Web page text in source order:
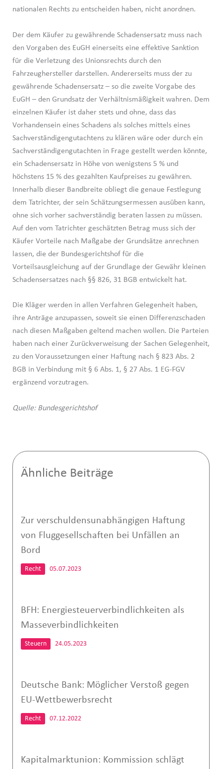
nationalen Rechts zu entscheiden haben, nicht anordnen.
Der dem Käufer zu gewährende Schadensersatz muss nach
den Vorgaben des EuGH einerseits eine effektive Sanktion
für die Verletzung des Unionsrechts durch den
Fahrzeughersteller darstellen. Andererseits muss der zu
gewährende Schadensersatz – so die zweite Vorgabe des
EuGH – den Grundsatz der Verhältnismäßigkeit wahren. Dem
einzelnen Käufer ist daher stets und ohne, dass das
Vorhandensein eines Schadens als solches mittels eines
Sachverständigengutachtens zu klären wäre oder durch ein
Sachverständigengutachten in Frage gestellt werden könnte,
ein Schadensersatz in Höhe von wenigstens 5 % und
höchstens 15 % des gezahlten Kaufpreises zu gewähren.
Innerhalb dieser Bandbreite obliegt die genaue Festlegung
dem Tatrichter, der sein Schätzungsermessen ausüben kann,
ohne sich vorher sachverständig beraten lassen zu müssen.
Auf den vom Tatrichter geschätzten Betrag muss sich der
Käufer Vorteile nach Maßgabe der Grundsätze anrechnen
lassen, die der Bundesgerichtshof für die
Vorteilsausgleichung auf der Grundlage der Gewähr kleinen
Schadensersatzes nach §§ 826, 31 BGB entwickelt hat.
Die Kläger werden in allen Verfahren Gelegenheit haben,
ihre Anträge anzupassen, soweit sie einen Differenzschaden
nach diesen Maßgaben geltend machen wollen. Die Parteien
haben nach einer Zurückverweisung der Sachen Gelegenheit,
zu den Voraussetzungen einer Haftung nach § 823 Abs. 2
BGB in Verbindung mit § 6 Abs. 1, § 27 Abs. 1 EG-FGV
ergänzend vorzutragen.
Quelle: Bundesgerichtshof
Ähnliche Beiträge
Zur verschuldensunabhängigen Haftung
von Fluggesellschaften bei Unfällen an
Bord
Recht 05.07.2023
BFH: Energiesteuerverbindlichkeiten als
Masseverbindlichkeiten
Steuern 24.05.2023
Deutsche Bank: Möglicher Verstoß gegen
EU-Wettbewerbsrecht
Recht 07.12.2022
Kapitalmarktunion: Kommission schlägt